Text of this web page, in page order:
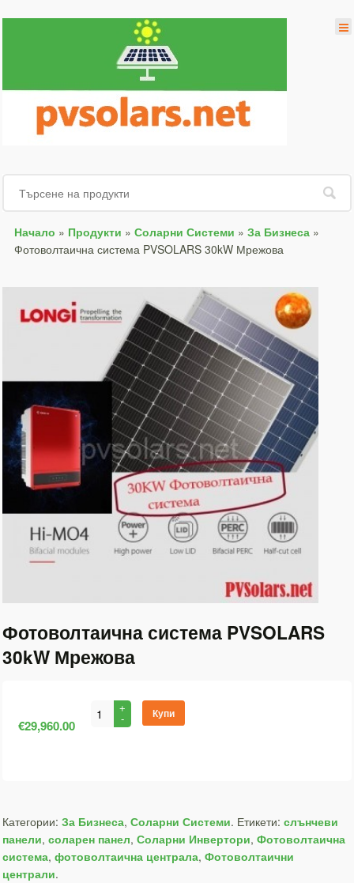
Начало » Продукти » Соларни Системи » За Бизнеса»
Фотоволтаична система PVSOLARS 30kW Мрежова
Фотоволтаична система PVSOLARS
30kW Мрежова
€29,960.00
Купи
Категории: За Бизнеса, Соларни Системи. Етикети: слънчеви
панели, соларен панел, Соларни Инвертори, Фотоволтаична
система, фотоволтаична централа, Фотоволтаични
централи.